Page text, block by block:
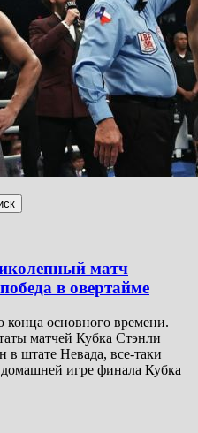
матч
в овертайме
конца основного времени.
матчей Кубка Стэнли
в штате Невада, все-таки
домашней игре финала Кубка